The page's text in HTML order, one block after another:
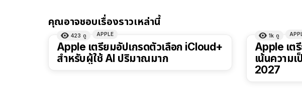
คุณอาจชอบเรื่องราวเหล่านี้
423 ดู APPLE
Apple เตรียมอัปเกรดตัวเลือก iCloud+
สำหรับผู้ใช้ AI ปริมาณมาก
1k ดู
Apple เต
เน้นความ
2027